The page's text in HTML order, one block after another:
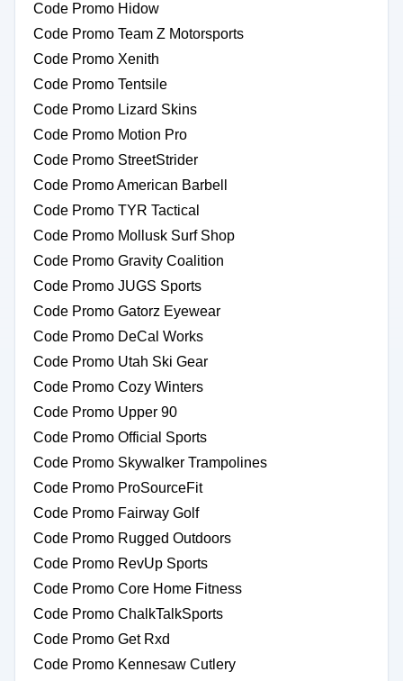
Code Promo Hidow
Code Promo Team Z Motorsports
Code Promo Xenith
Code Promo Tentsile
Code Promo Lizard Skins
Code Promo Motion Pro
Code Promo StreetStrider
Code Promo American Barbell
Code Promo TYR Tactical
Code Promo Mollusk Surf Shop
Code Promo Gravity Coalition
Code Promo JUGS Sports
Code Promo Gatorz Eyewear
Code Promo DeCal Works
Code Promo Utah Ski Gear
Code Promo Cozy Winters
Code Promo Upper 90
Code Promo Official Sports
Code Promo Skywalker Trampolines
Code Promo ProSourceFit
Code Promo Fairway Golf
Code Promo Rugged Outdoors
Code Promo RevUp Sports
Code Promo Core Home Fitness
Code Promo ChalkTalkSports
Code Promo Get Rxd
Code Promo Kennesaw Cutlery